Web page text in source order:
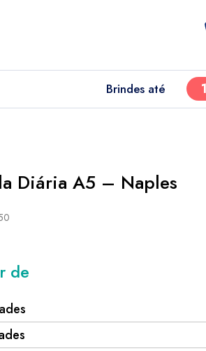
Brindes até
Diária A5 – Naples
de